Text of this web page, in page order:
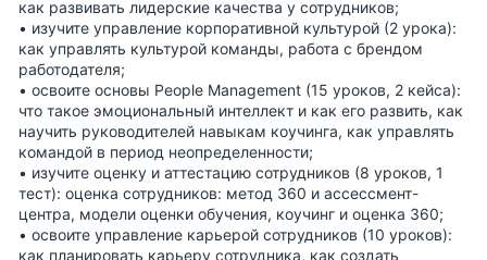
как развивать лидерские качества у сотрудников;
• изучите управление корпоративной культурой (2 урока):
как управлять культурой команды, работа с брендом
работодателя;
• освоите основы People Management (15 уроков, 2 кейса):
что такое эмоциональный интеллект и как его развить, как
научить руководителей навыкам коучинга, как управлять
командой в период неопределенности;
• изучите оценку и аттестацию сотрудников (8 уроков, 1
тест): оценка сотрудников: метод 360 и ассессмент-
центра, модели оценки обучения, коучинг и оценка 360;
• освоите управление карьерой сотрудников (10 уроков):
как планировать карьеру сотрудника, как создать